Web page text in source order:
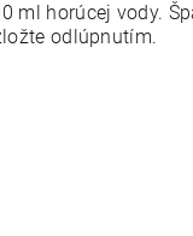
ml horúcej vody.
odlúpnutím.